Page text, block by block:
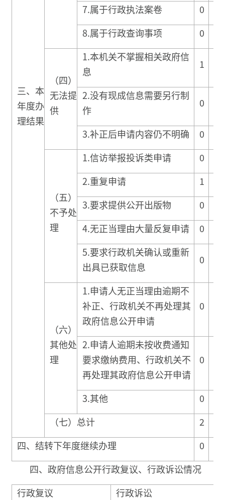
三、本
年度办
理结果
7.属于行政执法案卷
0
8.属于行政查询事项
0
（四）
无法提
供
1.本机关不掌握相关政府信
息
1
2.没有现成信息需要另行制
作
0
3.补正后申请内容仍不明确 0
（五）
不予处
理
1.信访举报投诉类申请 0
2.重复申请
1
3.要求提供公开出版物
0
4.无正当理由大量反复申请
0
5.要求行政机关确认或重新
出具已获取信息
0
（六）
其他处
理
1.申请人无正当理由逾期不
补正、行政机关不再处理其
政府信息公开申请
0
2.申请人逾期未按收费通知
要求缴纳费用、行政机关不
再处理其政府信息公开申请
0
3.其他 0
（七）总计
2
四、结转下年度继续办理
0
四、政府信息公开行政复议、行政诉讼情况
行政复议
行政诉讼